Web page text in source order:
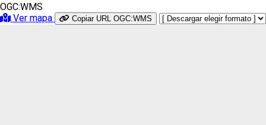
OGC:WMS
Ver mapa
Copiar URL OGC:WMS